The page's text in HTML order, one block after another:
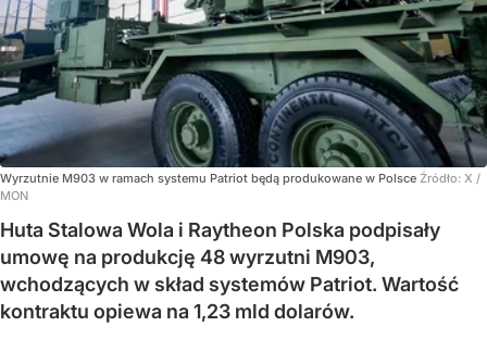
Wyrzutnie M903 w ramach systemu Patriot będą produkowane w Polsce Źródło: X /
MON
Huta Stalowa Wola i Raytheon Polska podpisały
umowę na produkcję 48 wyrzutni M903,
wchodzących w skład systemów Patriot. Wartość
kontraktu opiewa na 1,23 mld dolarów.